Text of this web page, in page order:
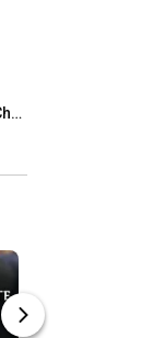
Prière scoute (voix mixtes) | Chant Scout